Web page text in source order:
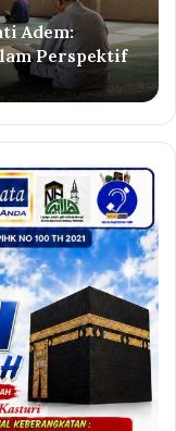
Adem:
Perspektif
ke